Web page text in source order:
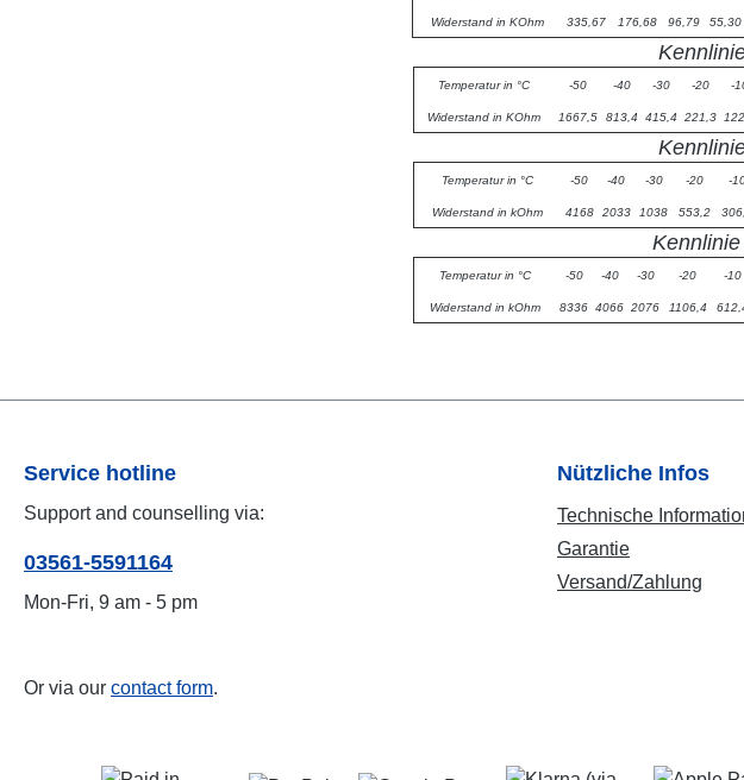
Widerstand in KOhm 335,67 176,68 96,79 55,30
Temperatur in °C -50 -40 -30 -20 -
Widerstand in KOhm 1667,5 813,4 415,4 221,3
Temperatur in °C -50 -40 -30 -20 -
Widerstand in kOhm 4168 2033 1038 553,2
Temperatur in °C -50 -40 -30 -20 -10
Widerstand in kOhm 8336 4066 2076 1106,4
Service hotline
Support and counselling via:
03561-5591164
Mon-Fri, 9 am - 5 pm
Or via our contact form.
Nützliche Infos
Technische
Garantie
Versand/Zahlung